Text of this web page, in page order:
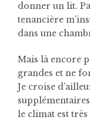
donner un lit.
tenancière
dans une
Mais là encore
grandes et ne
Je croise
le climat est